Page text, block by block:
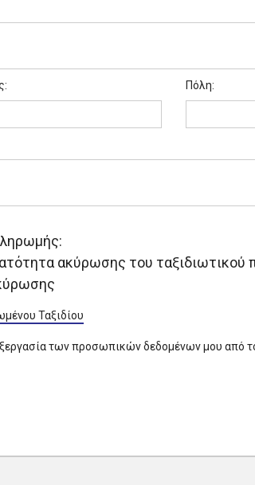
Πόλη:
ακύρωσης του ταξιδιωτικού
Ταξιδίου
των προσωπικών δεδομένων μου από